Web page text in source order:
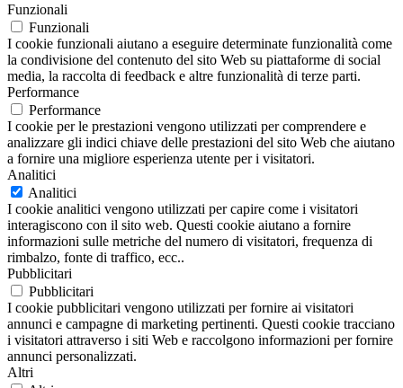
Funzionali
Funzionali
I cookie funzionali aiutano a eseguire determinate funzionalità come
la condivisione del contenuto del sito Web su piattaforme di social
media, la raccolta di feedback e altre funzionalità di terze parti.
Performance
Performance
I cookie per le prestazioni vengono utilizzati per comprendere e
analizzare gli indici chiave delle prestazioni del sito Web che aiutano
a fornire una migliore esperienza utente per i visitatori.
Analitici
Analitici
I cookie analitici vengono utilizzati per capire come i visitatori
interagiscono con il sito web. Questi cookie aiutano a fornire
informazioni sulle metriche del numero di visitatori, frequenza di
rimbalzo, fonte di traffico, ecc..
Pubblicitari
Pubblicitari
I cookie pubblicitari vengono utilizzati per fornire ai visitatori
annunci e campagne di marketing pertinenti. Questi cookie tracciano
i visitatori attraverso i siti Web e raccolgono informazioni per fornire
annunci personalizzati.
Altri